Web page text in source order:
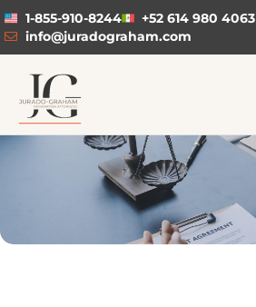
1-855-910-8244
+52 614 980 4063
info@juradograham.com